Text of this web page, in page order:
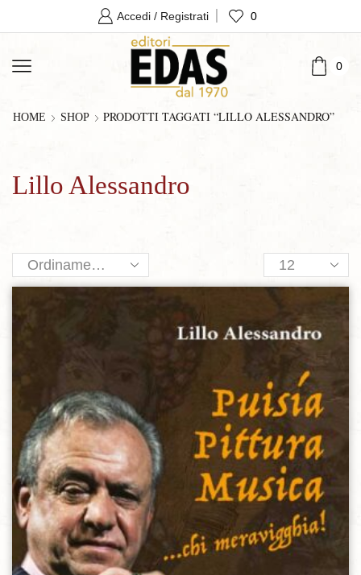
Accedi / Registrati 0
0
HOME SHOP PRODOTTI TAGGATI “LILLO ALESSANDRO”
Lillo Alessandro
Products
per
Aggiungi alla lista dei desideri